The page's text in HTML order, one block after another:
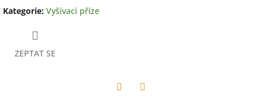
Kategorie: Vyšívací příze
ZEPTAT SE